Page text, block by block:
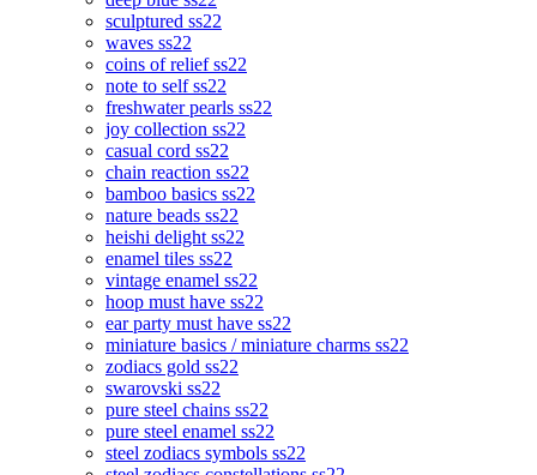
sculptured ss22
waves ss22
coins of relief ss22
note to self ss22
freshwater pearls ss22
joy collection ss22
casual cord ss22
chain reaction ss22
bamboo basics ss22
nature beads ss22
heishi delight ss22
enamel tiles ss22
vintage enamel ss22
hoop must have ss22
ear party must have ss22
miniature basics / miniature charms ss22
zodiacs gold ss22
swarovski ss22
pure steel chains ss22
pure steel enamel ss22
steel zodiacs symbols ss22